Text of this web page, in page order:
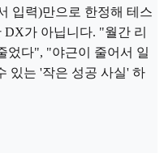
입력)만으로 한정해 테스
가 아닙니다. "월간 리
었다", "야근이 줄어서 일
있는 '작은 성공 사실' 하